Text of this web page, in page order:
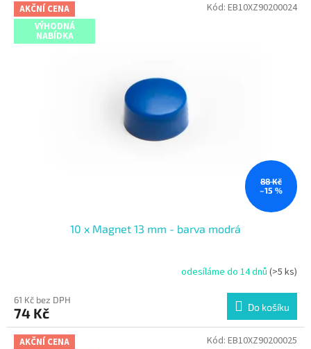
AKČNÍ CENA
VÝHODNÁ
NABÍDKA
88 Kč
–15 %
10 x Magnet 13 mm - barva modrá
odesíláme do 14 dnů (>5 ks)
61 Kč bez DPH
74 Kč Do košíku
Kód: EB10XZ90200024
AKČNÍ CENA
Kód: EB10XZ90200025